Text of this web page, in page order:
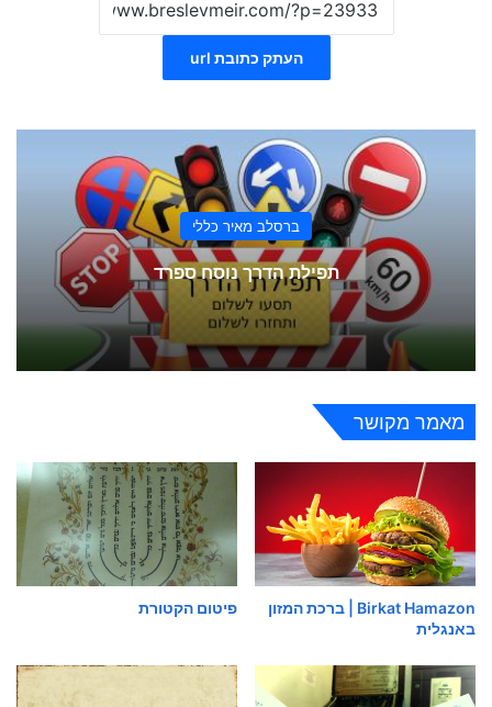
העתק כתובת url
ברסלב מאיר כללי
תפילת הדרך נוסח ספרד
מאמר מקושר
Birkat Hamazon | ברכת המזון
באנגלית
פיטום הקטורת